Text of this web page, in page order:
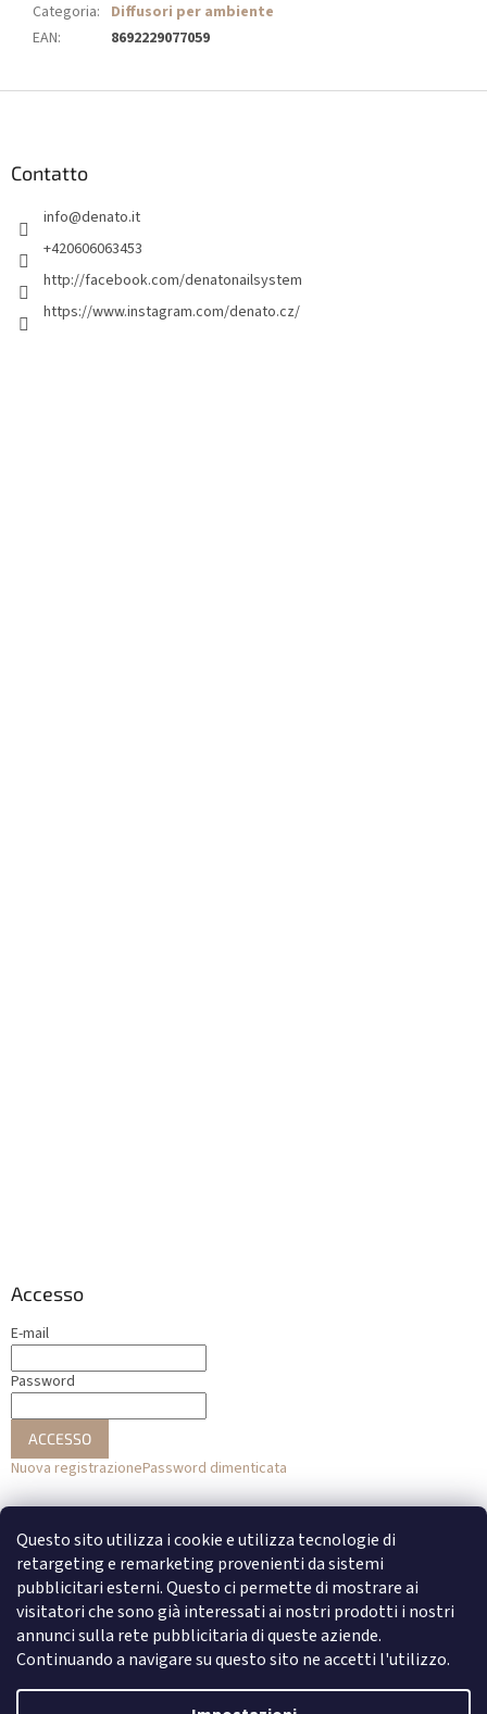
Questo sito utilizza i cookie e utilizza tecnologie di
retargeting e remarketing provenienti da sistemi
pubblicitari esterni. Questo ci permette di mostrare ai
visitatori che sono già interessati ai nostri prodotti i nostri
annunci sulla rete pubblicitaria di queste aziende.
Continuando a navigare su questo sito ne accetti l'utilizzo.
Categoria: Diffusori per ambiente
EAN: 8692229077059
Contatto
info@denato.it
+420606063453
http://facebook.com/denatonailsystem
https://www.instagram.com/denato.cz/
Accesso
E-mail
Password
ACCESSO
Nuova registrazionePassword dimenticata
o
Accesso con Facebook
Accesso con Google